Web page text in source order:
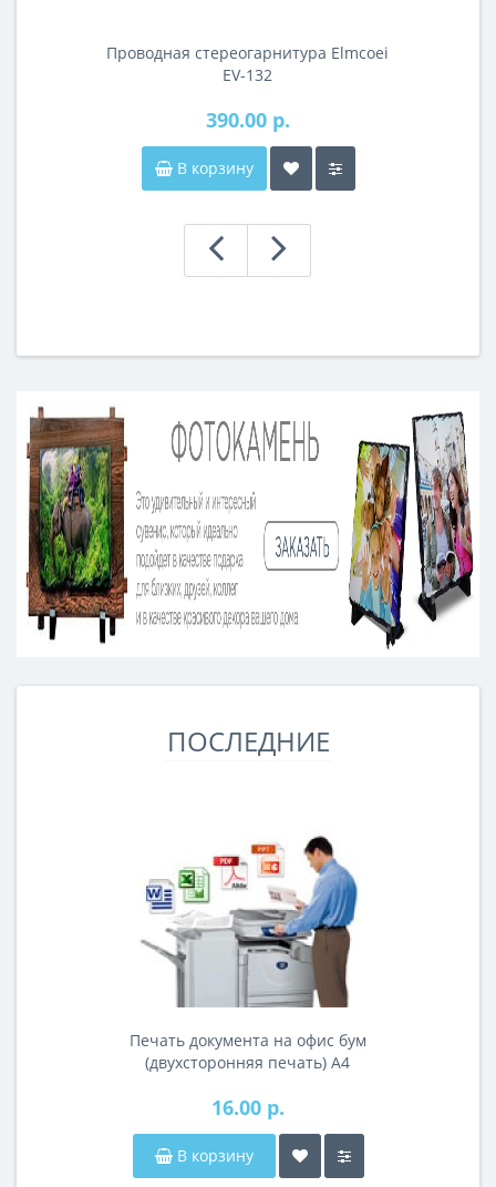
Проводная стереогарнитура Elmcoei
EV-132
390.00 р.
В корзину
ПОСЛЕДНИЕ
Печать документа на офис бум
(двухсторонняя печать) А4
16.00 р.
В корзину